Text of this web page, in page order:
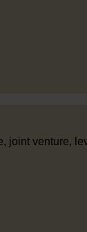
joint venture,